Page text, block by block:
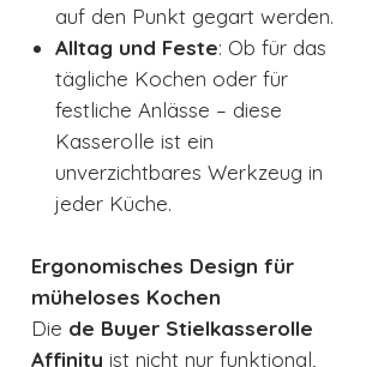
auf den Punkt gegart werden.
Alltag und Feste: Ob für das
tägliche Kochen oder für
festliche Anlässe – diese
Kasserolle ist ein
unverzichtbares Werkzeug in
jeder Küche.
Ergonomisches Design für
müheloses Kochen
Die de Buyer Stielkasserolle
Affinity ist nicht nur funktional,